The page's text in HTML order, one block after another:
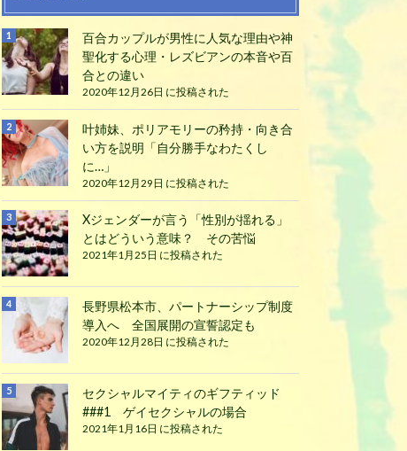
百合カップルが男性に人気な理由や神
聖化する心理・レズビアンの本音や百
合との違い
2020年12月26日 に投稿された
叶姉妹、ポリアモリーの矜持・向き合
い方を説明「自分勝手なわたくし
に…」
2020年12月29日 に投稿された
Xジェンダーが言う「性別が揺れる」
とはどういう意味？ その苦悩
2021年1月25日 に投稿された
長野県松本市、パートナーシップ制度
導入へ 全国展開の宣誓認定も
2020年12月28日 に投稿された
セクシャルマイティのギフティッド
###1 ゲイセクシャルの場合
2021年1月16日 に投稿された